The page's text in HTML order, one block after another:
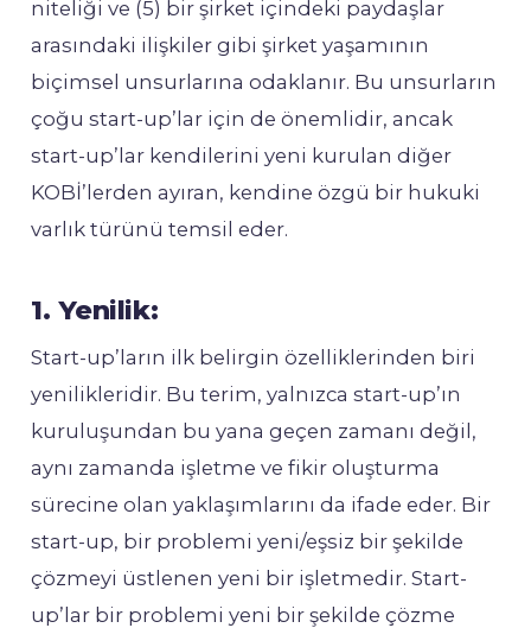
niteliği ve (5) bir şirket içindeki paydaşlar
arasındaki ilişkiler gibi şirket yaşamının
biçimsel unsurlarına odaklanır. Bu unsurların
çoğu start-up’lar için de önemlidir, ancak
start-up’lar kendilerini yeni kurulan diğer
KOBİ’lerden ayıran, kendine özgü bir hukuki
varlık türünü temsil eder.
1. Yenilik:
Start-up’ların ilk belirgin özelliklerinden biri
yenilikleridir. Bu terim, yalnızca start-up’ın
kuruluşundan bu yana geçen zamanı değil,
aynı zamanda işletme ve fikir oluşturma
sürecine olan yaklaşımlarını da ifade eder. Bir
start-up, bir problemi yeni/eşsiz bir şekilde
çözmeyi üstlenen yeni bir işletmedir. Start-
up’lar bir problemi yeni bir şekilde çözme